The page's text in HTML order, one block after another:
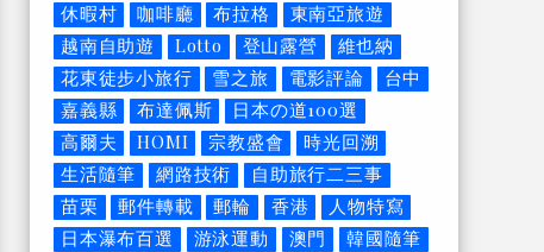
休暇村
咖啡廳 布拉格
東南亞旅遊
越南自助遊
Lotto 登山露營
維也納
花東徒步小旅行
雪之旅 電影評論
台中
嘉義縣
布達佩斯
日本の道100選
高爾夫
HOMI 宗教盛會
時光回溯
生活隨筆
網路技術
自助旅行二三事
苗栗
郵件轉載 郵輪 香港
人物特寫
日本瀑布百選
游泳運動 澳門
韓國隨筆